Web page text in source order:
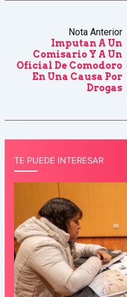
Nota Anterior
Imputan A Un
Comisario Y A Un
Oficial De Comodoro
En Una Causa Por
Drogas
TE PUEDE INTERESAR